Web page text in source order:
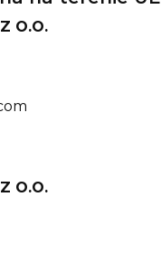
O.O.
O.O.